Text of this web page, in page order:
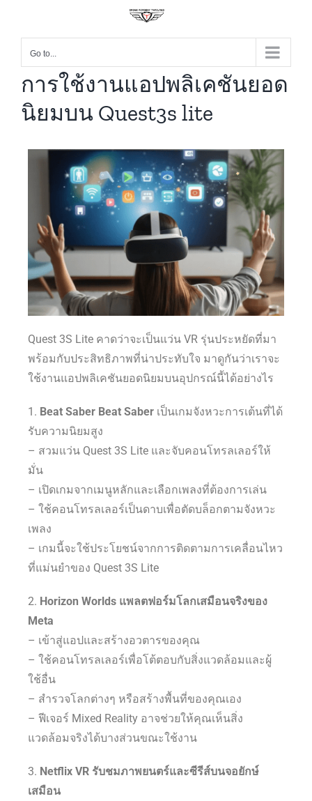
Go to...
การใช้งานแอปพลิเคชันยอด
นิยมบน Quest3s lite
Quest 3S Lite คาดว่าจะเป็นแว่น VR รุ่นประหยัดที่มา
พร้อมกับประสิทธิภาพที่น่าประทับใจ มาดูกันว่าเราจะ
ใช้งานแอปพลิเคชันยอดนิยมบนอุปกรณ์นี้ได้อย่างไร
1. Beat Saber Beat Saber เป็นเกมจังหวะการเต้นที่ได้
รับความนิยมสูง
– สวมแว่น Quest 3S Lite และจับคอนโทรลเลอร์ให้
มั่น
– เปิดเกมจากเมนูหลักและเลือกเพลงที่ต้องการเล่น
– ใช้คอนโทรลเลอร์เป็นดาบเพื่อตัดบล็อกตามจังหวะ
เพลง
– เกมนี้จะใช้ประโยชน์จากการติดตามการเคลื่อนไหว
ที่แม่นยำของ Quest 3S Lite
2. Horizon Worlds แพลตฟอร์มโลกเสมือนจริงของ
Meta
– เข้าสู่แอปและสร้างอวตารของคุณ
– ใช้คอนโทรลเลอร์เพื่อโต้ตอบกับสิ่งแวดล้อมและผู้
ใช้อื่น
– สำรวจโลกต่างๆ หรือสร้างพื้นที่ของคุณเอง
– ฟีเจอร์ Mixed Reality อาจช่วยให้คุณเห็นสิ่ง
แวดล้อมจริงได้บางส่วนขณะใช้งาน
3. Netflix VR รับชมภาพยนตร์และซีรีส์บนจอยักษ์
เสมือน